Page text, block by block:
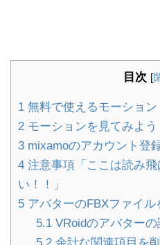
目次 [
1 無料で使えるモーション
2 モーションを見てみよう
3 mixamoのアカウント登
4 注意事項「ここは読み
い！！」
5 アバターのFBXファイル
5.1VRoidのアバターの